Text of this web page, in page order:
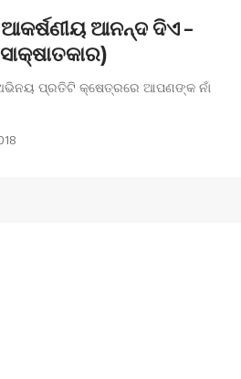
ଆନନ୍ଦ ଦିଏ –
ପ୍ରତିଟି କ୍ଷେତ୍ରରେ ଆପଣଙ୍କ ନାଁ